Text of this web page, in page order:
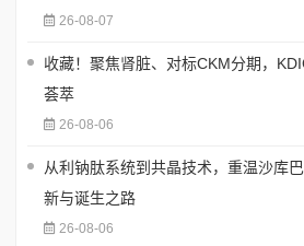
26-08-07
收藏！聚焦肾脏、对标CKM分期，
荟萃
26-08-06
从利钠肽系统到共晶技术，重温沙库
新与诞生之路
26-08-06